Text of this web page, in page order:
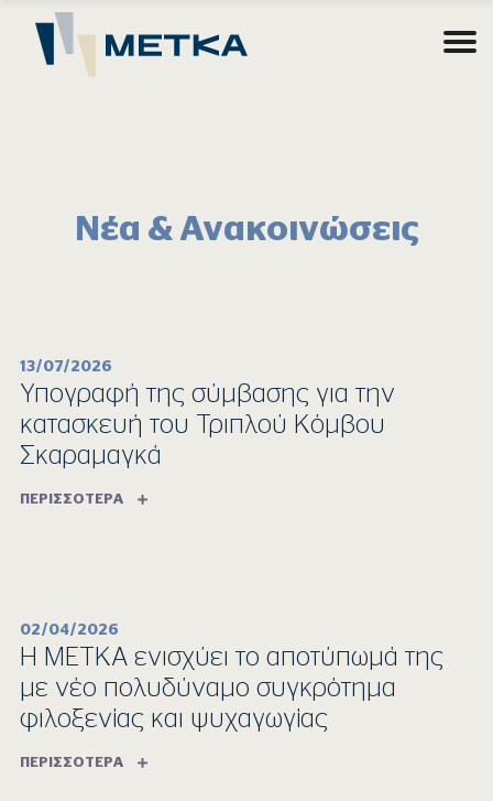
Νέα & Ανακοινώσεις
13/07/2026
Υπογραφή της σύμβασης για την
κατασκευή του Τριπλού Κόμβου
Σκαραμαγκά
ΠΕΡΙΣΣΌΤΕΡΑ
02/04/2026
Η ΜΕΤΚΑ ενισχύει το αποτύπωμά της
με νέο πολυδύναμο συγκρότημα
φιλοξενίας και ψυχαγωγίας
ΠΕΡΙΣΣΌΤΕΡΑ